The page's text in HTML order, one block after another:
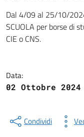
Dettagli
Dal 4/09 al 25/10/
SCUOLA per borse di
CIE o CNS.
Data:
02 Ottobre 2024
Condividi